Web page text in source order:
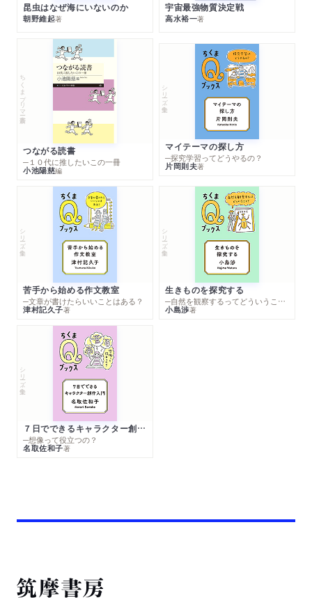
昆虫はなぜ海にいないのか
朝野維起著
宇宙最強物質決定戦
高水裕一著
ちくまプリマー新書
つながる読書
─１０代に推したいこの一冊
小池陽慈編
シリーズ・全集
マイテーマの探し方
─探究学習ってどうやるの？
片岡則夫著
シリーズ・全集
苦手から始める作文教室
─文章が書けたらいいことはある？
津村記久子著
シリーズ・全集
生きものを探究する
─自然を観察するってどういうこと？
小島渉著
シリーズ・全集
７日でできるキャラクター創作入門
─想像って役立つの？
名取佐和子著